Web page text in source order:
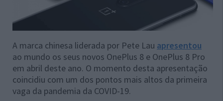
A marca chinesa liderada por Pete Lau apresentou
ao mundo os seus novos OnePlus 8 e OnePlus 8 Pro
em abril deste ano. O momento desta apresentação
coincidiu com um dos pontos mais altos da primeira
vaga da pandemia da COVID-19.